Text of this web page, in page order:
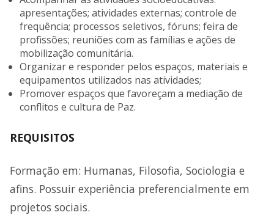
apresentações; atividades externas; controle de
frequência; processos seletivos, fóruns; feira de
profissões; reuniões com as famílias e ações de
mobilização comunitária.
Organizar e responder pelos espaços, materiais e
equipamentos utilizados nas atividades;
Promover espaços que favoreçam a mediação de
conflitos e cultura de Paz.
REQUISITOS
Formação em: Humanas, Filosofia, Sociologia e
afins. Possuir experiência preferencialmente em
projetos sociais.